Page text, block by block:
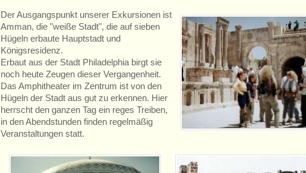
Der Ausgangspunkt unserer Exkursionen ist
Amman, die "weiße Stadt", die auf sieben
Hügeln erbaute Hauptstadt und
Königsresidenz.
Erbaut aus der Stadt Philadelphia birgt sie
noch heute Zeugen dieser Vergangenheit.
Das Amphitheater im Zentrum ist von den
Hügeln der Stadt aus gut zu erkennen. Hier
herrscht den ganzen Tag ein reges Treiben,
in den Abendstunden finden regelmäßig
Veranstaltungen statt.